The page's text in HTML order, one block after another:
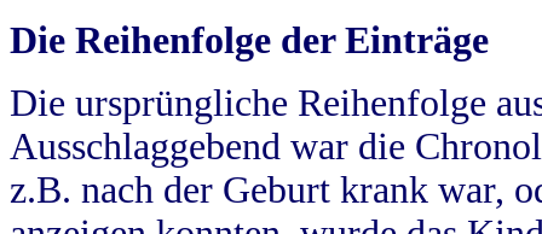
Die Reihenfolge der Einträge
Die ursprüngliche Reihenfolge
Ausschlaggebend war die
z.B. nach der Geburt krank war,